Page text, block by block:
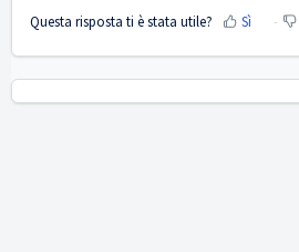
Questa risposta ti è stata utile? Sì